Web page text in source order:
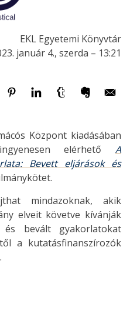
EKL Egyetemi Könyvtár
január 4., szerda – 13:21
Központ kiadásában
elérhető A
Bevett eljárások és
mindazoknak, akik
elveit követve kívánják
bevált gyakorlatokat
a kutatásfinanszírozók